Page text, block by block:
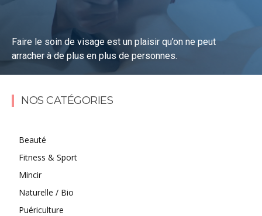
Faire le soin de visage est un plaisir qu’on ne peut
arracher à de plus en plus de personnes.
Lire la suite
NOS CATÉGORIES
Beauté
Fitness & Sport
Mincir
Naturelle / Bio
Puériculture